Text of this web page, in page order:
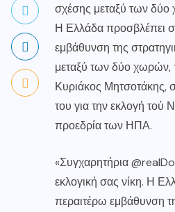
σχέσης μεταξύ των
Η Ελλάδα προσβλέπει
εμβάθυνση της
μεταξύ των δύο χωρών,
Κυριάκος Μητσοτάκης,
του για την εκλογή τού
προεδρία των ΗΠΑ.
«Συγχαρητήρια
εκλογική σας νίκη. Η
περαιτέρω εμβάθυνση